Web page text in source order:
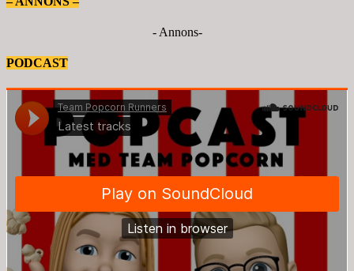
- Annons-
PODCAST